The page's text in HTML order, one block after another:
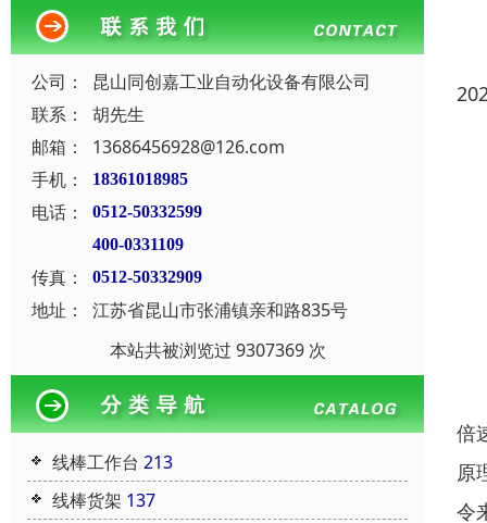
公司：
昆山同创嘉工业自动化设备有限公司
联系：
胡先生
邮箱：
13686456928@126.com
手机：
18361018985
电话：
0512-50332599
400-0331109
传真： 0512-50332909
地址：
江苏省昆山市张浦镇亲和路835号
本站共被浏览过 9307369 次
线棒工作台 213
线棒货架 137
倍
原
令